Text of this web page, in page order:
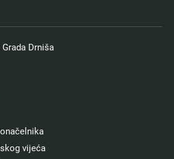
Drniša
vijeća